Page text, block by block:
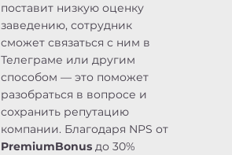
поставит низкую оценку
заведению, сотрудник
сможет связаться с ним в
Телеграме или другим
способом — это поможет
разобраться в вопросе и
сохранить репутацию
компании. Благодаря NPS от
PremiumBonus до 30%